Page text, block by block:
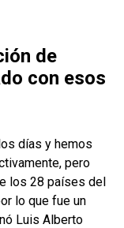
de
con esos
días y hemos
pero
los 28 países del
lo que fue un
Luis Alberto